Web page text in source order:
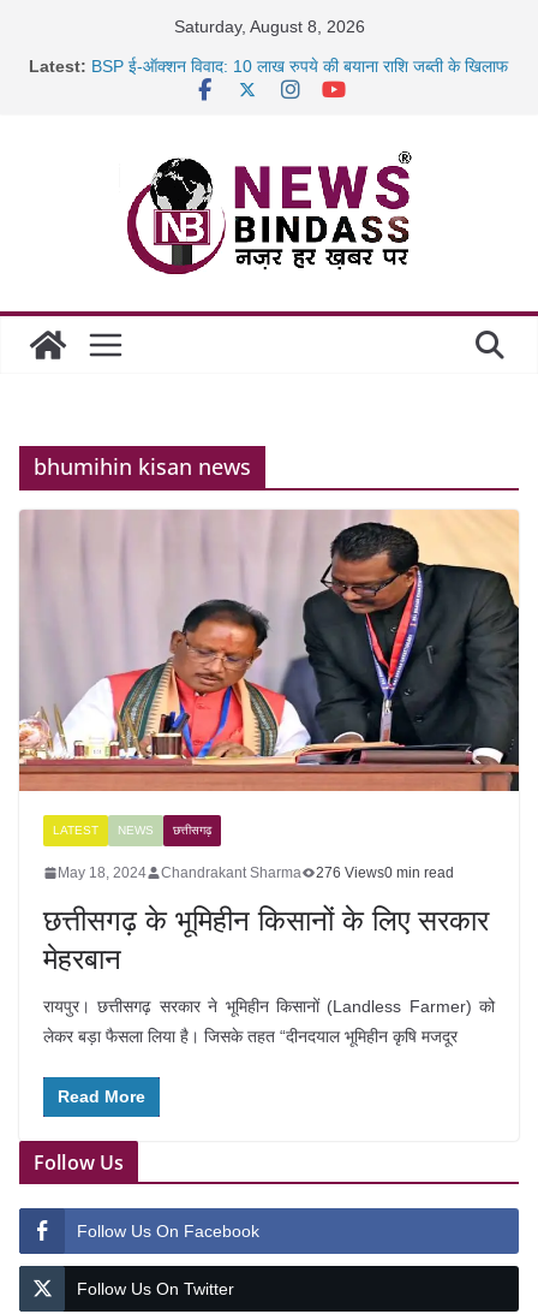
Saturday, August 8, 2026
Latest: BSP ई-ऑक्शन विवाद: 10 लाख रुपये की बयाना राशि जब्ती के खिलाफ
साइबर ठगी पर दुर्ग पुलिस का बड़ा एक्शन: 13 म्यूल बैंक खाताधारक
गिरफ्तार
bhumihin kisan news
LATEST NEWS छत्तीसगढ़
May 18, 2024 Chandrakant Sharma 276 Views0 min read
छत्तीसगढ़ के भूमिहीन किसानों के लिए सरकार
मेहरबान
रायपुर। छत्तीसगढ़ सरकार ने भूमिहीन किसानों (Landless Farmer) को
लेकर बड़ा फैसला लिया है। जिसके तहत “दीनदयाल भूमिहीन कृषि मजदूर
Read More
Follow Us
Follow Us On Facebook
Follow Us On Twitter